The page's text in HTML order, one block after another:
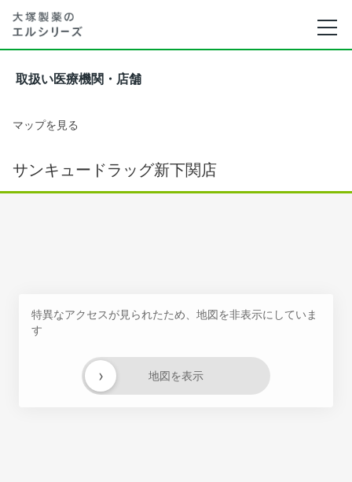
取扱い医療機関・店舗
マップを見る
サンキュードラッグ新下関店
特異なアクセスが見られたため、地図を非表示にしていま
す
地図を表示
›